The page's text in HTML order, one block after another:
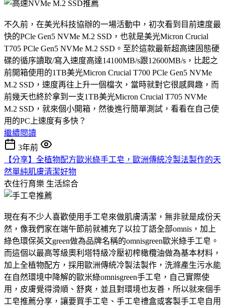
不久前，在美光科技協辦的一場活動中，初次看到目前速度最
快的PCle Gen5 NVMe M.2 SSD，也就是美光Micron Crucial
T705 PCle Gen5 NVMe M.2 SSD。至於這款最新超高速固態硬
碟的循序讀取/寫入速度高達14100MB/s跟12600MB/s，比起之
前開箱使用的1TB美光Micron Crucial T700 PCle Gen5 NVMe
M.2 SSD，速度再往上升一個檔次，當時就對它很感興趣，而
前幾天也終於拿到一支1TB美光Micron Crucial T705 NVMe
M.2 SSD，就來個小開箱，然後進行簡單測試，看看在自己使
用的PC上速度有多快？
繼續閱讀
3年前
【分享】全植物配方歐米綠手工皂，歐洲傳統冷製法製作的天
然單純肌膚清潔好物
衣住行育樂 生活綜合
現在有不少人喜歡使用手工皂來做肌膚清潔，無非就是成份天
然，像我們家在端午節前就補充了以拉丁語全部omnis，加上
綠色環保英文green做為品牌名稱的omnisgreen歐米綠手工皂。
而這個以最高等級奧利塔特級冷壓初榨橄欖油做為基本材料，
加上全植物配方，採用歐洲傳統冷製法製作，洗滌產生污水能
在自然環境中降解的歐米綠omnisgreen手工皂，自己實際使
用，皮膚覺得滑順、舒爽，並且對環境也友善，所以就來個手
工皂推薦分享，讓要買手工皂、手工皂禮盒或客製手工皂自用